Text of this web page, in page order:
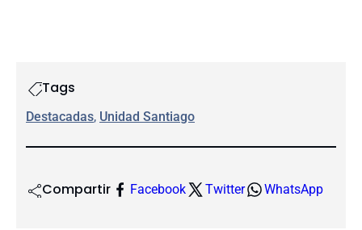
Tags
Destacadas, Unidad Santiago
Compartir Facebook Twitter WhatsApp